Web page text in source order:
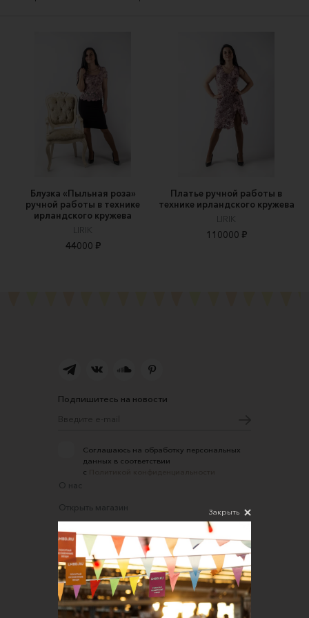
Блузка «Пыльная роза»
ручной работы в технике
ирландского кружева
LIRIK
44000 ₽
Платье ручной работы в
технике ирландского кружева
LIRIK
110000 ₽
Подпишитесь на новости
Соглашаюсь на обработку персональных
данных в соответствии
с
О нас
Открыть магазин
Участие в офлайн-маркете
FAQ
Требования к фотографиям
Обратная связь
Закрыть